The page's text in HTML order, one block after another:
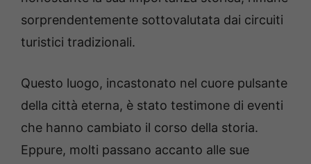
sorprendentemente sottovalutata dai circuiti
turistici tradizionali.
Questo luogo, incastonato nel cuore pulsante
della città eterna, è stato testimone di eventi
che hanno cambiato il corso della storia.
Eppure, molti passano accanto alle sue